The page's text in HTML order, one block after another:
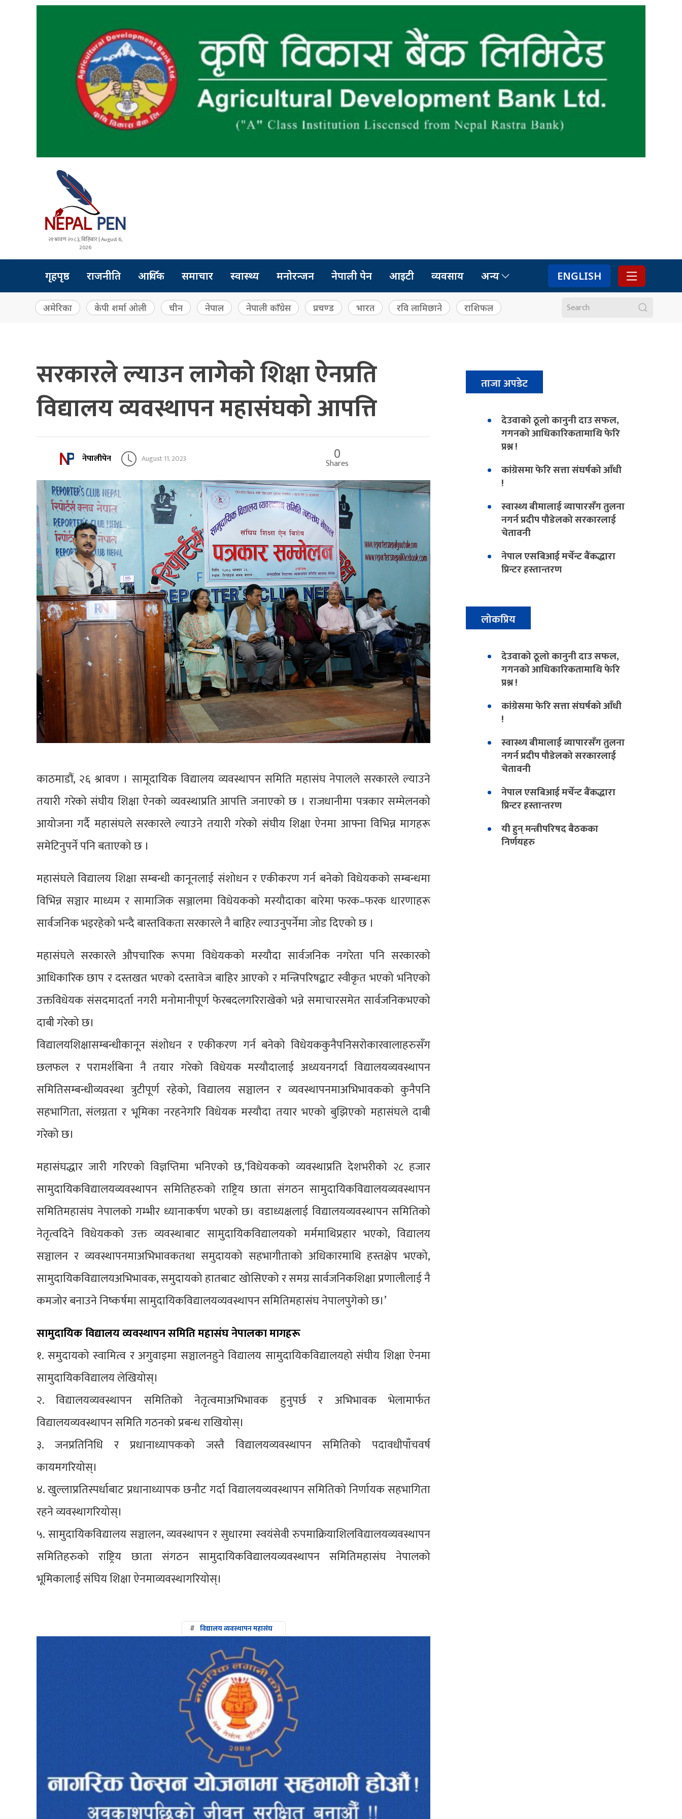
२१ श्रावण २०८३, बिहिबार | August 6,
2026
गृहपृष्ठ राजनीति आर्थिक समाचार स्वास्थ्य मनोरन्जन नेपाली पेन आइटी व्यवसाय अन्य ENGLISH
अमेरिका केपी शर्मा ओली चीन नेपाल नेपाली काँग्रेस प्रचण्ड भारत रवि लामिछाने राशिफल
सरकारले ल्याउन लागेको शिक्षा ऐनप्रति
विद्यालय व्यवस्थापन महासंघको आपत्ति
नेपालीपेन August 11, 2023 0
Shares
काठमाडौं, २६ श्रावण । सामूदायिक विद्यालय व्यवस्थापन समिति महासंघ नेपालले सरकारले ल्याउने
तयारी गरेको संघीय शिक्षा ऐनको व्यवस्थाप्रति आपत्ति जनाएको छ । राजधानीमा पत्रकार सम्मेलनको
आयोजना गर्दै महासंघले सरकारले ल्याउने तयारी गरेको संघीय शिक्षा ऐनमा आफ्ना विभिन्न मागहरू
समेटिनुपर्ने पनि बताएको छ ।
महासंघले विद्यालय शिक्षा सम्बन्धी कानूनलाई संशोधन र एकीकरण गर्न बनेको विधेयकको सम्बन्धमा
विभिन्न सञ्चार माध्यम र सामाजिक सञ्जालमा विधेयकको मस्यौदाका बारेमा फरक–फरक धारणाहरू
सार्वजनिक भइरहेको भन्दै बास्तविकता सरकारले नै बाहिर ल्याउनुपर्नेमा जोड दिएको छ ।
महासंघले सरकारले औपचारिक रूपमा विधेयकको मस्यौदा सार्वजनिक नगरेता पनि सरकारको
आधिकारिक छाप र दस्तखत भएको दस्तावेज बाहिर आएको र मन्त्रिपरिषद्बाट स्वीकृत भएको भनिएको
उक्तविधेयक संसदमादर्ता नगरी मनोमानीपूर्ण फेरबदलगरिराखेको भन्ने समाचारसमेत सार्वजनिकभएको
दाबी गरेको छ।
विद्यालयशिक्षासम्बन्धीकानून संशोधन र एकीकरण गर्न बनेको विधेयककुनैपनिसरोकारवालाहरुसँग
छलफल र परामर्शबिना नै तयार गरेको विधेयक मस्यौदालाई अध्ययनगर्दा विद्यालयव्यवस्थापन
समितिसम्बन्धीव्यवस्था त्रुटीपूर्ण रहेको, विद्यालय सञ्चालन र व्यवस्थापनमाअभिभावकको कुनैपनि
सहभागिता, संलग्नता र भूमिका नरहनेगरि विधेयक मस्यौदा तयार भएको बुझिएको महासंघले दाबी
गरेको छ।
महासंघद्धार जारी गरिएको विज्ञप्तिमा भनिएको छ,‘विधेयकको व्यवस्थाप्रति देशभरीको २८ हजार
सामुदायिकविद्यालयव्यवस्थापन समितिहरुको राष्ट्रिय छाता संगठन सामुदायिकविद्यालयव्यवस्थापन
समितिमहासंघ नेपालको गम्भीर ध्यानाकर्षण भएको छ। वडाध्यक्षलाई विद्यालयव्यवस्थापन समितिको
नेतृत्वदिने विधेयकको उक्त व्यवस्थाबाट सामुदायिकविद्यालयको मर्ममाथिप्रहार भएको, विद्यालय
सञ्चालन र व्यवस्थापनमाअभिभावकतथा समुदायको सहभागीताको अधिकारमाथि हस्तक्षेप भएको,
सामुदायिकविद्यालयअभिभावक, समुदायको हातबाट खोसिएको र समग्र सार्वजनिकशिक्षा प्रणालीलाई नै
कमजोर बनाउने निष्कर्षमा सामुदायिकविद्यालयव्यवस्थापन समितिमहासंघ नेपालपुगेको छ।’
सामुदायिक विद्यालय व्यवस्थापन समिति महासंघ नेपालका मागहरू
१. समुदायको स्वामित्व र अगुवाइमा सञ्चालनहुने विद्यालय सामुदायिकविद्यालयहो संघीय शिक्षा ऐनमा
सामुदायिकविद्यालय लेखियोस्।
२. विद्यालयव्यवस्थापन समितिको नेतृत्वमाअभिभावक हुनुपर्छ र अभिभावक भेलामार्फत
विद्यालयव्यवस्थापन समिति गठनको प्रबन्ध राखियोस्।
३. जनप्रतिनिधि र प्रधानाध्यापकको जस्तै विद्यालयव्यवस्थापन समितिको पदावधीपाँचवर्ष
कायमगरियोस्।
४. खुल्लाप्रतिस्पर्धाबाट प्रधानाध्यापक छनौट गर्दा विद्यालयव्यवस्थापन समितिको निर्णायक सहभागिता
रहने व्यवस्थागरियोस्।
५. सामुदायिकविद्यालय सञ्चालन, व्यवस्थापन र सुधारमा स्वयंसेवी रुपमाक्रियाशिलविद्यालयव्यवस्थापन
समितिहरुको राष्ट्रिय छाता संगठन सामुदायिकविद्यालयव्यवस्थापन समितिमहासंघ नेपालको
भूमिकालाई संघिय शिक्षा ऐनमाव्यवस्थागरियोस्।
# विद्यालय व्यवस्थापन महासंघ
ताजा अपडेट
देउवाको ठूलो कानुनी दाउ सफल,
गगनको आधिकारिकतामाथि फेरि
प्रश्न !
कांग्रेसमा फेरि सत्ता संघर्षको आँधी
!
स्वास्थ्य बीमालाई व्यापारसँग तुलना
नगर्न प्रदीप पौडेलको सरकारलाई
चेतावनी
नेपाल एसबिआई मर्चेन्ट बैंकद्धारा
प्रिन्टर हस्तान्तरण
लोकप्रिय
देउवाको ठूलो कानुनी दाउ सफल,
गगनको आधिकारिकतामाथि फेरि
प्रश्न !
कांग्रेसमा फेरि सत्ता संघर्षको आँधी
!
स्वास्थ्य बीमालाई व्यापारसँग तुलना
नगर्न प्रदीप पौडेलको सरकारलाई
चेतावनी
नेपाल एसबिआई मर्चेन्ट बैंकद्धारा
प्रिन्टर हस्तान्तरण
यी हुन् मन्त्रीपरिषद बैठकका
निर्णयहरु